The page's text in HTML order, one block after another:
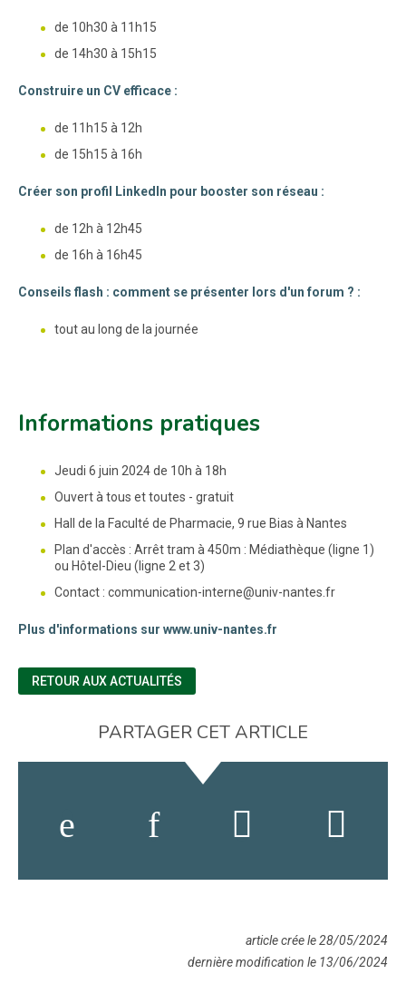
de 10h30 à 11h15
de 14h30 à 15h15
Construire un CV efficace :
de 11h15 à 12h
de 15h15 à 16h
Créer son profil LinkedIn pour booster son réseau :
de 12h à 12h45
de 16h à 16h45
Conseils flash : comment se présenter lors d'un forum ? :
tout au long de la journée
Informations pratiques
Jeudi 6 juin 2024 de 10h à 18h
Ouvert à tous et toutes - gratuit
Hall de la Faculté de Pharmacie, 9 rue Bias à Nantes
Plan d'accès : Arrêt tram à 450m : Médiathèque (ligne 1)
ou Hôtel-Dieu (ligne 2 et 3)
Contact : communication-interne@univ-nantes.fr
Plus d'informations sur www.univ-nantes.fr
RETOUR AUX ACTUALITÉS
PARTAGER CET ARTICLE
article crée le 28/05/2024
dernière modification le 13/06/2024